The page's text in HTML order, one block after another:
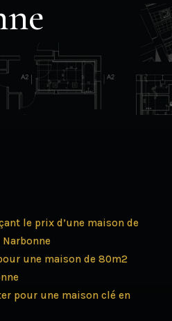
le prix d’une maison de
une maison de 80m2
pour une maison clé en